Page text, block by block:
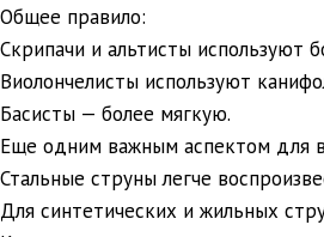
Общее правило:
Скрипачи и альтисты используют
Виолончелисты используют
Басисты — более мягкую.
Еще одним важным аспектом для
Стальные струны легче
Для синтетических и жильных